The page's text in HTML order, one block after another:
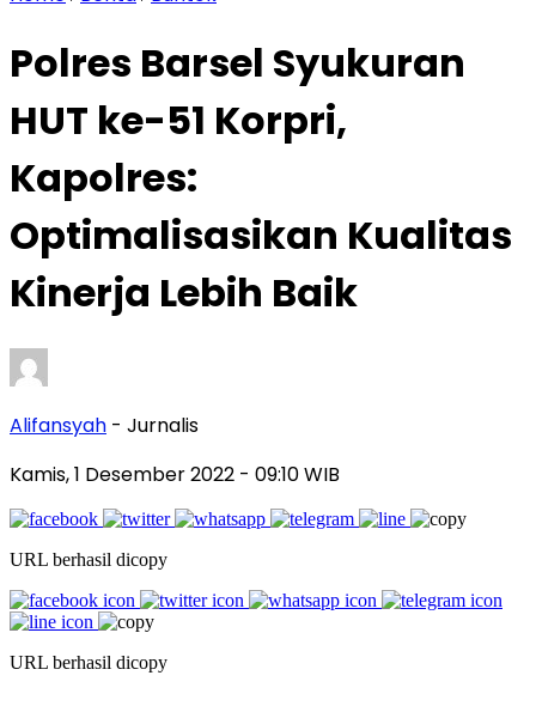
Polres Barsel Syukuran
HUT ke-51 Korpri,
Kapolres:
Optimalisasikan Kualitas
Kinerja Lebih Baik
Alifansyah - Jurnalis
Kamis, 1 Desember 2022 - 09:10 WIB
URL berhasil dicopy
URL berhasil dicopy